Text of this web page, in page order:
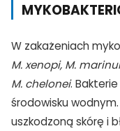
W zakażeniach
M. xenopi, M.
M. chelonei.
środowisku
uszkodzoną skórę i